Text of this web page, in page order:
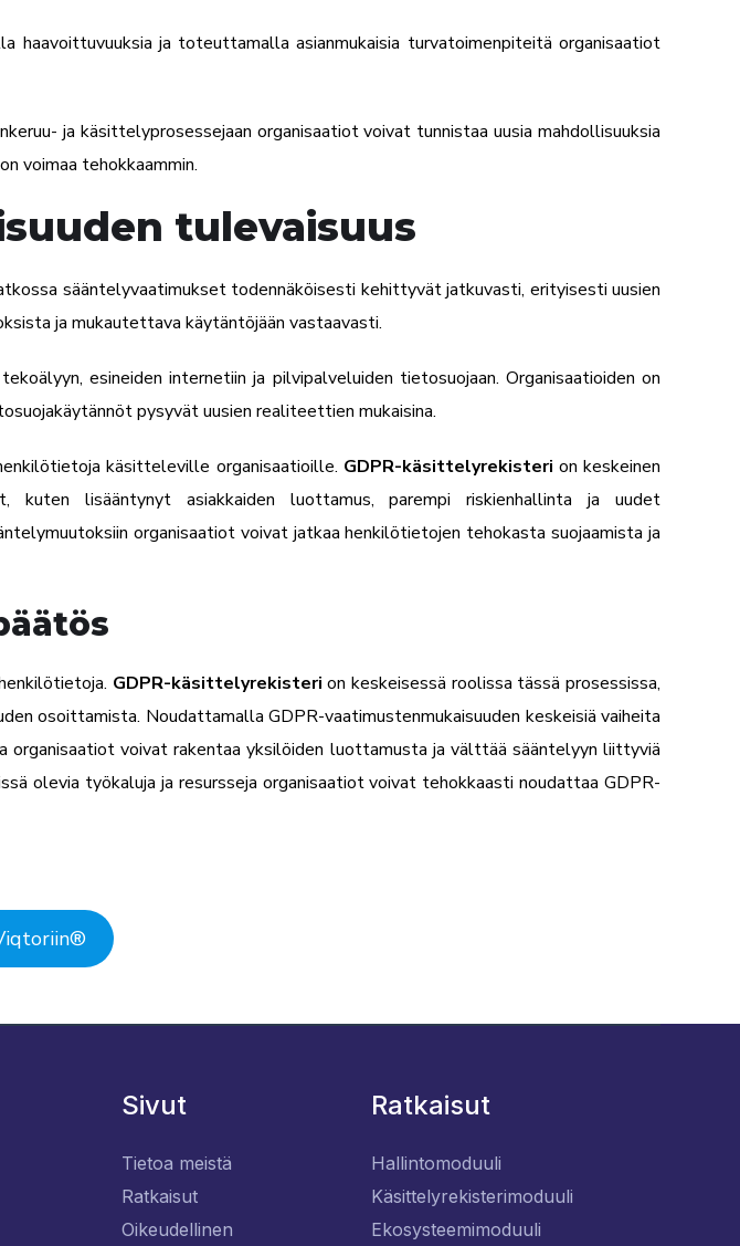
haavoittuvuuksia ja toteuttamalla asianmukaisia turvatoimenpiteitä organisaatiot
ja käsittelyprosessejaan organisaatiot voivat tunnistaa uusia mahdollisuuksia
voimaa tehokkaammin.
tulevaisuus
sääntelyvaatimukset todennäköisesti kehittyvät jatkuvasti, erityisesti uusien
ja mukautettava käytäntöjään vastaavasti.
esineiden internetiin ja pilvipalveluiden tietosuojaan. Organisaatioiden on
pysyvät uusien realiteettien mukaisina.
käsitteleville organisaatioille. GDPR-käsittelyrekisteri on keskeinen
lisääntynyt asiakkaiden luottamus, parempi riskienhallinta ja uudet
organisaatiot voivat jatkaa henkilötietojen tehokasta suojaamista ja
GDPR-käsittelyrekisteri on keskeisessä roolissa tässä prosessissa,
osoittamista. Noudattamalla GDPR-vaatimustenmukaisuuden keskeisiä vaiheita
organisaatiot voivat rakentaa yksilöiden luottamusta ja välttää sääntelyyn liittyviä
olevia työkaluja ja resursseja organisaatiot voivat tehokkaasti noudattaa GDPR-
®
Sivut
Tietoa meistä
Ratkaisut
Oikeudellinen
Ratkaisut
Hallintomoduuli
Käsittelyrekisterimoduuli
Ekosysteemimoduuli